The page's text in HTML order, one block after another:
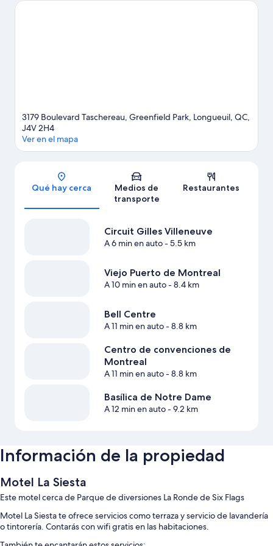
de Six Flags y Place des Arts. ¿Quieres asistir a un evento o
3179 Boulevard Taschereau, Greenfield Park, Longueuil, QC,
J4V 2H4
Ver en el mapa
Qué hay cerca
Medios de
transporte
Restaurantes
Circuit Gilles Villeneuve
A 6 min en auto- 5.5 km
Viejo Puerto de Montreal
A 10 min en auto- 8.4 km
Bell Centre
A 11 min en auto- 8.8 km
Centro de convenciones de
Montreal
A 11 min en auto- 8.8 km
Basílica de Notre Dame
A 12 min en auto- 9.2 km
Información de la propiedad
Motel La Siesta
Este motel cerca de Parque de diversiones La Ronde de Six Flags
Motel La Siesta te ofrece servicios como terraza y servicio de lavandería
o tintorería. Contarás con wifi gratis en las habitaciones.